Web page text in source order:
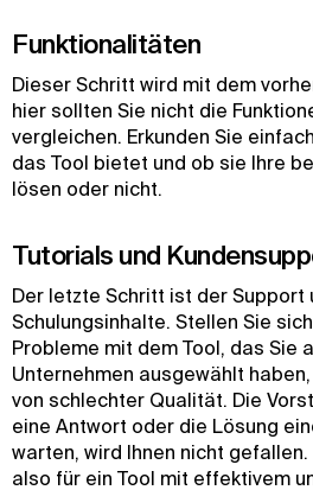
Funktionalitäten
Dieser Schritt wird mit dem
hier sollten Sie nicht die
vergleichen. Erkunden Sie
das Tool bietet und ob sie Ihre
lösen oder nicht.
Tutorials und
Der letzte Schritt ist der Support
Schulungsinhalte. Stellen Sie
Probleme mit dem Tool, das Sie
Unternehmen ausgewählt
von schlechter Qualität. Die
eine Antwort oder die Lösung
warten, wird Ihnen nicht
also für ein Tool mit effektivem